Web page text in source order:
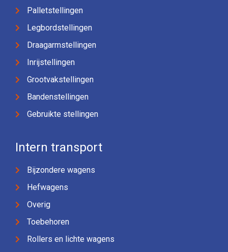
Palletstellingen
Legbordstellingen
Draagarmstellingen
Inrijstellingen
Grootvakstellingen
Bandenstellingen
Gebruikte stellingen
Intern transport
Bijzondere wagens
Hefwagens
Overig
Toebehoren
Rollers en lichte wagens